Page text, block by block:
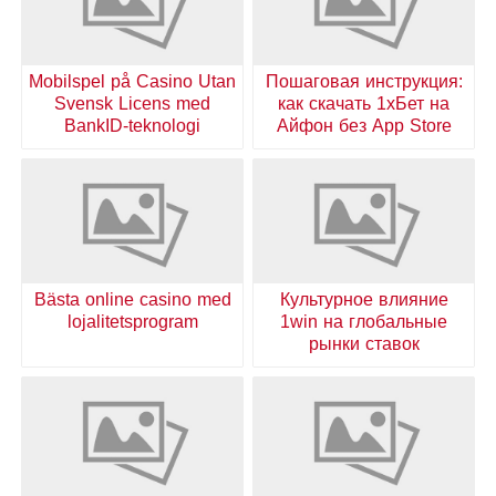
Пошаговая инструкция:
как скачать 1хБет на
Айфон без App Store
Mobilspel på Casino Utan
Svensk Licens med
BankID-teknologi
Культурное влияние
1win на глобальные
рынки ставок
Bästa online casino med
lojalitetsprogram